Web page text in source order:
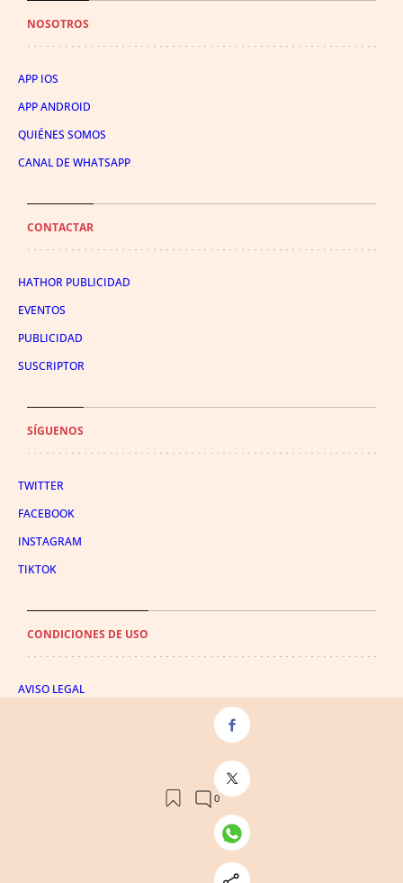
NOSOTROS
APP IOS
APP ANDROID
QUIÉNES SOMOS
CANAL DE WHATSAPP
CONTACTAR
HATHOR PUBLICIDAD
EVENTOS
PUBLICIDAD
SUSCRIPTOR
SÍGUENOS
TWITTER
FACEBOOK
INSTAGRAM
TIKTOK
CONDICIONES DE USO
AVISO LEGAL